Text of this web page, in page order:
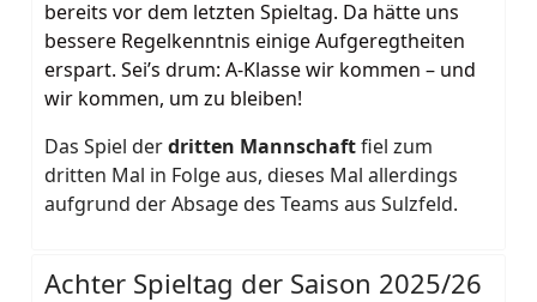
bereits vor dem letzten Spieltag. Da hätte uns
bessere Regelkenntnis einige Aufgeregtheiten
erspart. Sei’s drum: A-Klasse wir kommen – und
wir kommen, um zu bleiben!
Das Spiel derdritten Mannschaftfiel zum
dritten Mal in Folge aus, dieses Mal allerdings
aufgrund der Absage des Teams aus Sulzfeld.
Achter Spieltag der Saison 2025/26